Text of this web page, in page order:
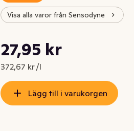
Visa alla varor från Sensodyne
Nuvarande pris är: 27,95 kr
27,95 kr
372,67 kr /l
Styckpris: 372,67 kr /l
Lägg till i varukorgen